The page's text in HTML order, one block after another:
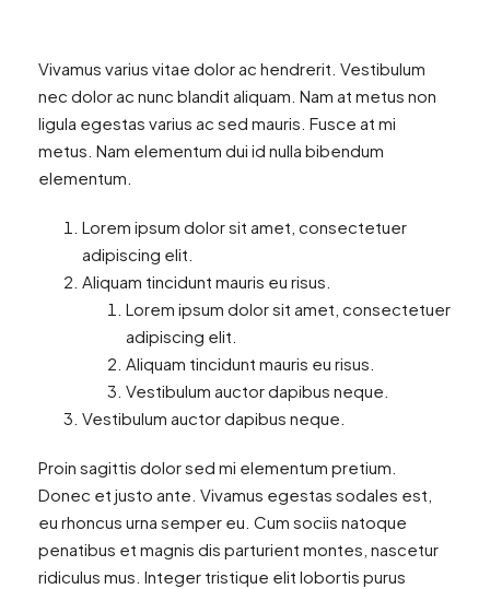
Vivamus varius vitae dolor ac hendrerit. Vestibulum
nec dolor ac nunc blandit aliquam. Nam at metus non
ligula egestas varius ac sed mauris. Fusce at mi
metus. Nam elementum dui id nulla bibendum
elementum.
Lorem ipsum dolor sit amet, consectetuer
adipiscing elit.
Aliquam tincidunt mauris eu risus.
Lorem ipsum dolor sit amet, consectetuer
adipiscing elit.
Aliquam tincidunt mauris eu risus.
Vestibulum auctor dapibus neque.
Vestibulum auctor dapibus neque.
Proin sagittis dolor sed mi elementum pretium.
Donec et justo ante. Vivamus egestas sodales est,
eu rhoncus urna semper eu. Cum sociis natoque
penatibus et magnis dis parturient montes, nascetur
ridiculus mus. Integer tristique elit lobortis purus